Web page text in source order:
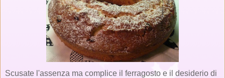
Scusate l'assenza ma complice il ferragosto e il desiderio di